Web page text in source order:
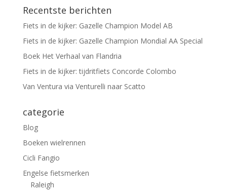
Recentste berichten
Fiets in de kijker: Gazelle Champion Model AB
Fiets in de kijker: Gazelle Champion Mondial AA Special
Boek Het Verhaal van Flandria
Fiets in de kijker: tijdritfiets Concorde Colombo
Van Ventura via Venturelli naar Scatto
categorie
Blog
Boeken wielrennen
Cicli Fangio
Engelse fietsmerken
Raleigh